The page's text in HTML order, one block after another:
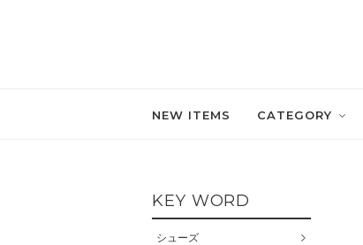
NEW ITEMS CATEGORY
KEY WORD
シューズ